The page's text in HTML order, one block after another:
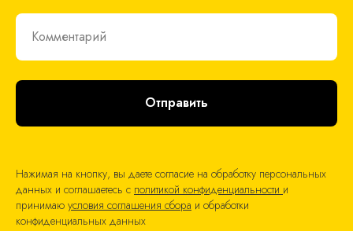
Комментарий
Отправить
Нажимая на кнопку, вы даете согласие на обработку персональных
данных и соглашаетесь c политикой конфиденциальности и
принимаю условия соглашения сбора и обработки
конфиденциальных данных